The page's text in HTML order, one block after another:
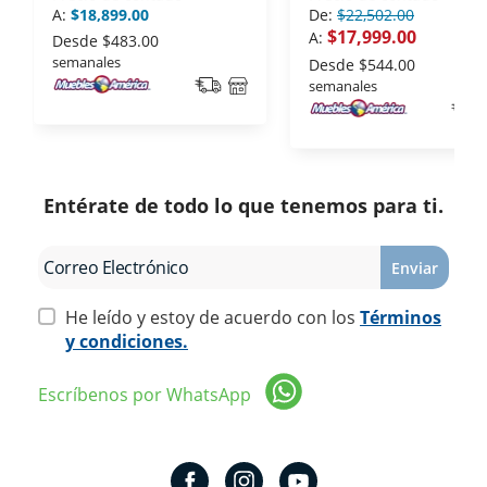
A: $18,899.00
Desde $483.00
semanales
De: $22,502.00
A: $17,999.00
Desde $544.00
semanales
Entérate de todo lo que tenemos para ti.
Enviar
He leído y estoy de acuerdo con los Términos
y condiciones.
Escríbenos por WhatsApp